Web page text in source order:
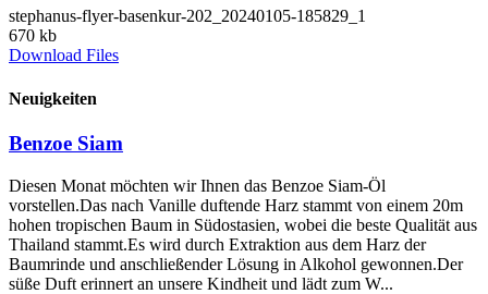
stephanus-flyer-basenkur-202_20240105-185829_1
670 kb
Download Files
Neuigkeiten
Benzoe Siam
Diesen Monat möchten wir Ihnen das Benzoe Siam-Öl
vorstellen.Das nach Vanille duftende Harz stammt von einem 20m
hohen tropischen Baum in Südostasien, wobei die beste Qualität aus
Thailand stammt.Es wird durch Extraktion aus dem Harz der
Baumrinde und anschließender Lösung in Alkohol gewonnen.Der
süße Duft erinnert an unsere Kindheit und lädt zum W...